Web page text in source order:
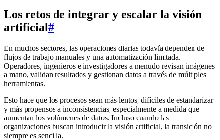
Los retos de integrar y escalar la visión
artificial#
En muchos sectores, las operaciones diarias todavía dependen de
flujos de trabajo manuales y una automatización limitada.
Operadores, ingenieros e investigadores a menudo revisan imágenes
a mano, validan resultados y gestionan datos a través de múltiples
herramientas.
Esto hace que los procesos sean más lentos, difíciles de estandarizar
y más propensos a inconsistencias, especialmente a medida que
aumentan los volúmenes de datos. Incluso cuando las
organizaciones buscan introducir la visión artificial, la transición no
siempre es sencilla.